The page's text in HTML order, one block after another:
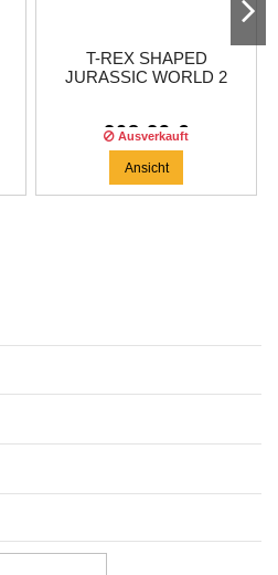
T-REX SHAPED
JURASSIC WORLD 2
208,29 €
Ausverkauft
Ansicht